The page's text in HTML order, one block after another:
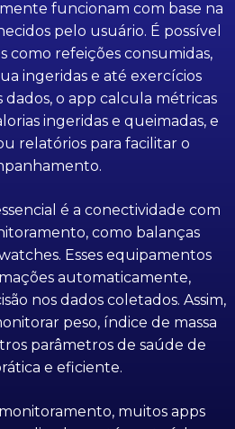
funcionam com base na
pelo usuário. É possível
como refeições consumidas,
ingeridas e até exercícios
dados, o app calcula métricas
ingeridas e queimadas, e
relatórios para facilitar o
é a conectividade com
como balanças
Esses equipamentos
automaticamente,
nos dados coletados. Assim,
peso, índice de massa
parâmetros de saúde de
e eficiente.
muitos apps